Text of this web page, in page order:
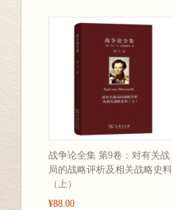
战争论全集 第9卷：对有关战
局的战略评析及相关战略史料
（上）
¥88.00